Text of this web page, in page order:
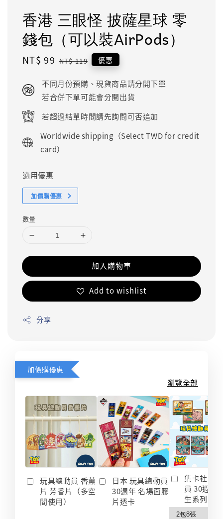
香港 三眼怪 披薩星球 零
錢包（可以裝AirPods）
Sale
NT$ 99 Regular
NT$ 119 優惠
不同月份預購、現貨商品請分開下單
若合併下單可能會分開出貨
若超過結單時間請先詢問可否追加
Worldwide shipping（Select TWD for credit
card）
適用優惠
加價購優惠
數量
加入購物車
Add to wishlist
分享
加價購優惠
瀏覽全部
玩具總動員 香薰
片 芳香片（多空
間使用）
日本 玩具總動員
30週年 名場面膠
片透卡
集卡社 玩
員 30週年
生系列 收